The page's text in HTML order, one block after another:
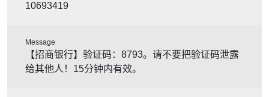
10693419
Message
【招商银行】验证码：8793。请不要把验证码泄露
给其他人！15分钟内有效。